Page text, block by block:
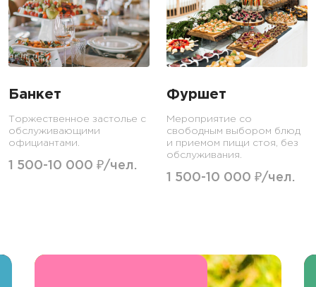
Банкет
Торжественное застолье с
обслуживающими
официантами.
1 500-10 000 ₽/чел.
Фуршет
Мероприятие со
свободным выбором блюд
и приемом пищи стоя, без
обслуживания.
1 500-10 000 ₽/чел.